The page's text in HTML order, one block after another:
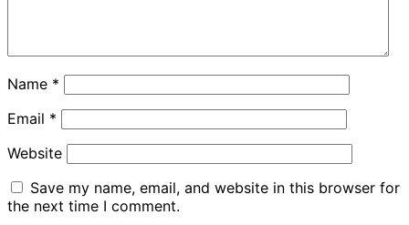
Name *
Email *
Website
Save my name, email, and website in this browser for
the next time I comment.